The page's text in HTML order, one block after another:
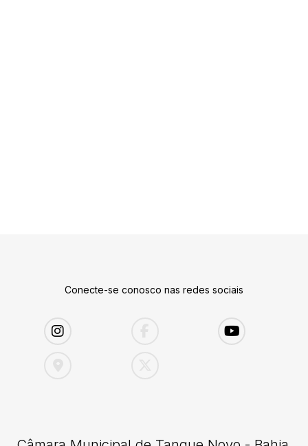
Conecte-se conosco nas redes sociais